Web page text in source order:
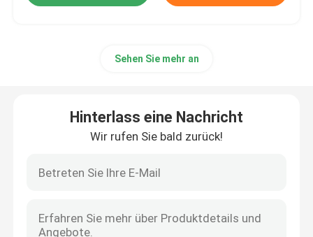
Fabrik-Ausflug
Qualitätskontrolle
Beschallungsanlage-Verstärker
Sehen Sie mehr an
Hinterlass eine Nachricht
Wir rufen Sie bald zurück!